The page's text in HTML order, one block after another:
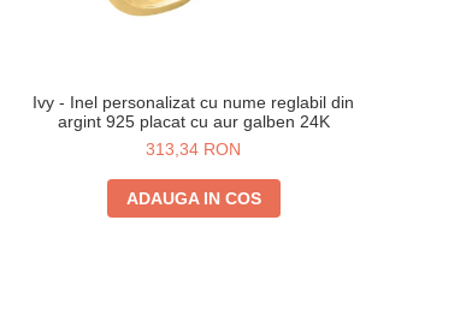
Ivy - Inel personalizat cu nume reglabil din
argint 925 placat cu aur galben 24K
313,34 RON
ADAUGA IN COS